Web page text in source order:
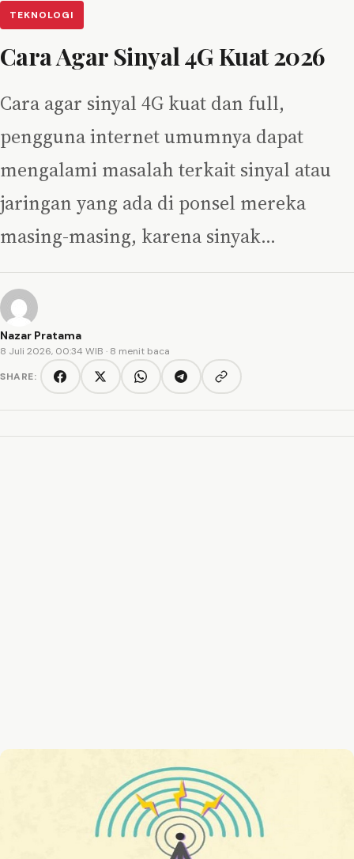
TEKNOLOGI
Cara Agar Sinyal 4G Kuat 2026
Cara agar sinyal 4G kuat dan full,
pengguna internet umumnya dapat
mengalami masalah terkait sinyal atau
jaringan yang ada di ponsel mereka
masing-masing, karena sinyak…
Nazar Pratama
8 Juli 2026, 00:34 WIB · 8 menit baca
SHARE:
FacebookTwitter/XWhatsAppTelegramCopy link